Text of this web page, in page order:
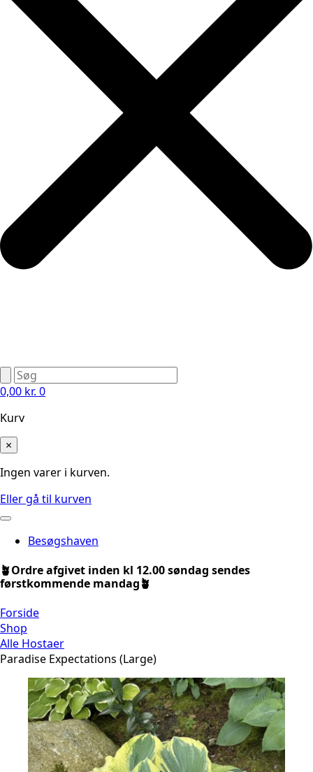
0,00 kr. 0
Kurv
×
Ingen varer i kurven.
Eller gå til kurven
Besøgshaven
🪴Ordre afgivet inden kl 12.00 søndag sendes
førstkommende mandag🪴
Forside
Shop
Alle Hostaer
Paradise Expectations (Large)